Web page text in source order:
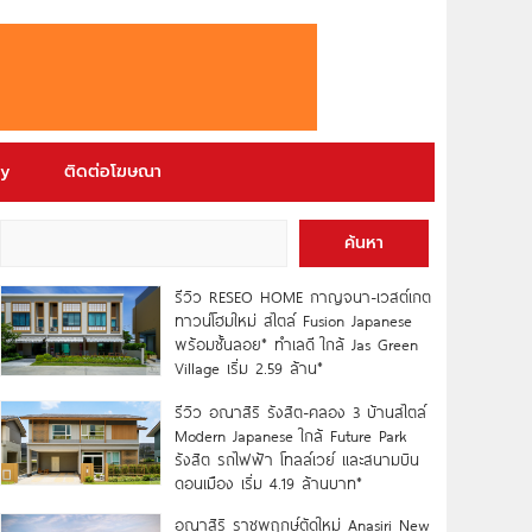
ติดต่อโฆษณา
ค้นหา
รีวิว RESEO HOME กาญจนา-เวสต์เกต
ทาวน์โฮมใหม่ สไตล์ Fusion Japanese
พร้อมชั้นลอย* ทำเลดี ใกล้ Jas Green
Village เริ่ม 2.59 ล้าน*
รีวิว อณาสิริ รังสิต-คลอง 3 บ้านสไตล์
Modern Japanese ใกล้ Future Park
รังสิต รถไฟฟ้า โทลล์เวย์ และสนามบิน
ดอนเมือง เริ่ม 4.19 ล้านบาท*
อณาสิริ ราชพฤกษ์ตัดใหม่ Anasiri New